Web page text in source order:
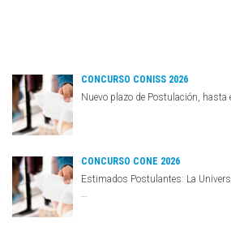
CONCURSO CONISS 2026
Nuevo plazo de Postulación, hasta
CONCURSO CONE 2026
Estimados Postulantes: La
…